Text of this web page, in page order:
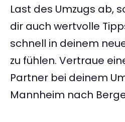
Last des Umzugs ab,
dir auch wertvolle
schnell in deinem
zu fühlen. Vertraue
Partner bei deinem
Mannheim nach